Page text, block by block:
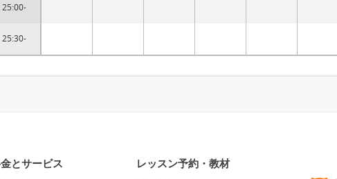
25:00-
25:30-
とサービス レッスン予約・教材